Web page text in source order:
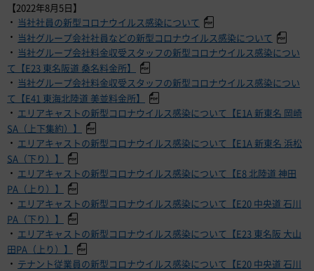
【2022年8月5日】
・ 当社社員の新型コロナウイルス感染について
・ 当社グループ会社社員などの新型コロナウイルス感染について
・ 当社グループ会社料金収受スタッフの新型コロナウイルス感染につい
て【E23 東名阪道 桑名料金所】
・ 当社グループ会社料金収受スタッフの新型コロナウイルス感染につい
て【E41 東海北陸道 美並料金所】
・ エリアキャストの新型コロナウイルス感染について【E1A 新東名 岡崎
SA（上下集約）】
・ エリアキャストの新型コロナウイルス感染について【E1A 新東名 浜松
SA（下り）】
・ エリアキャストの新型コロナウイルス感染について【E8 北陸道 神田
PA（上り）】
・ エリアキャストの新型コロナウイルス感染について【E20 中央道 石川
PA（下り）】
・ エリアキャストの新型コロナウイルス感染について【E23 東名阪 大山
田PA（上り）】
・ テナント従業員の新型コロナウイルス感染について【E20 中央道 石川